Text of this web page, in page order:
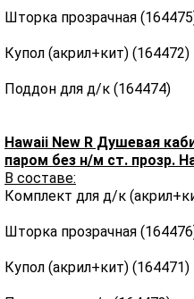
Шторка
Купол
Поддон для
Hawaii New R Душевая
паром без н/м ст. прозр.
В составе:
Комплект для д/к
Шторка
Купол